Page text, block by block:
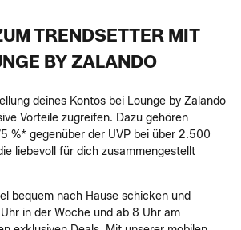
TRENDSETTER MIT
BY ZALANDO
deines Kontos bei Lounge by Zalando
Vorteile zugreifen. Dazu gehören
%* gegenüber der UVP bei über 2.500
liebevoll für dich zusammengestellt
bequem nach Hause schicken und
in der Woche und ab 8 Uhr am